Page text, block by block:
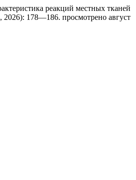
реакций местных тканей
2026): 178—186. просмотрено август